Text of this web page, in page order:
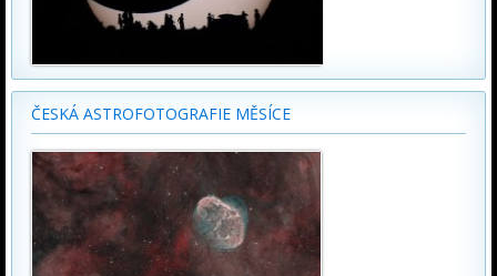
ČESKÁ ASTROFOTOGRAFIE MĚSÍCE